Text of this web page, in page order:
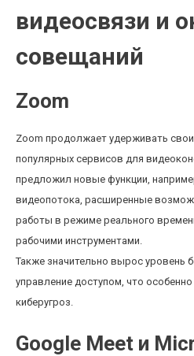
видеосвязи и
совещаний
Zoom
Zoom продолжает удерживать
популярных сервисов для
предложил новые функции,
видеопотока, расширенные
работы в режиме реального
рабочими инструментами.
Также значительно вырос уровень
управление доступом, что
киберугроз.
Google Meet и